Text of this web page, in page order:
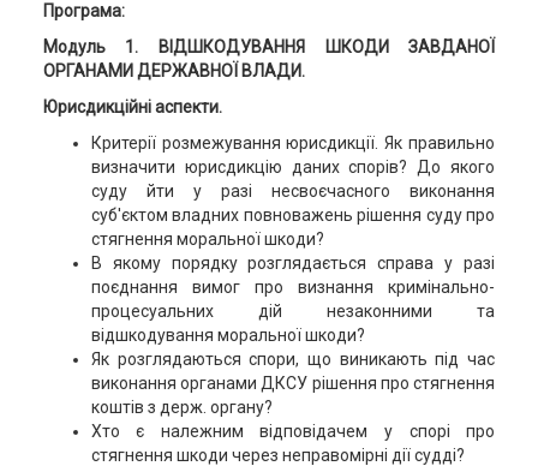
Програма:
Модуль 1. ВІДШКОДУВАННЯ ШКОДИ ЗАВДАНОЇ
ОРГАНАМИ ДЕРЖАВНОЇ ВЛАДИ.
Юрисдикційні аспекти.
Критерії розмежування юрисдикції. Як правильно
визначити юрисдикцію даних спорів? До якого
суду йти у разі несвоєчасного виконання
суб'єктом владних повноважень рішення суду про
стягнення моральної шкоди?
В якому порядку розглядається справа у разі
поєднання вимог про визнання кримінально-
процесуальних дій незаконними та
відшкодування моральної шкоди?
Як розглядаються спори, що виникають під час
виконання органами ДКСУ рішення про стягнення
коштів з держ. органу?
Хто є належним відповідачем у спорі про
стягнення шкоди через неправомірні дії судді?